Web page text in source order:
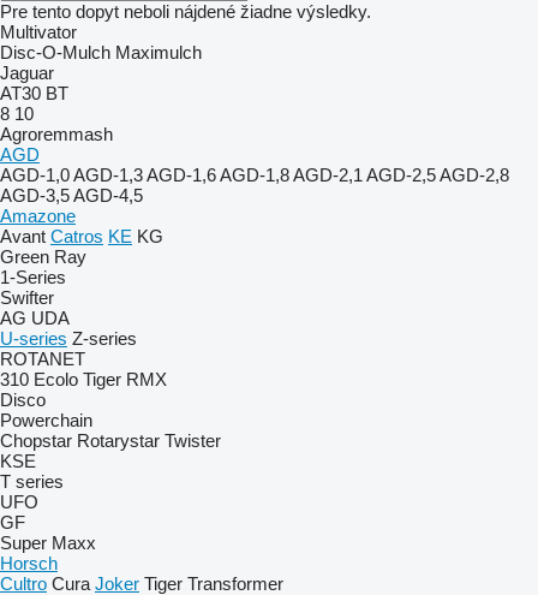
Pre tento dopyt neboli nájdené žiadne výsledky.
Multivator
Disc-O-Mulch Maximulch
Jaguar
AT30 BT
8 10
Agroremmash
AGD
AGD-1,0AGD-1,3AGD-1,6AGD-1,8AGD-2,1 AGD-2,5AGD-2,8
AGD-3,5AGD-4,5
Amazone
Avant Catros KE KG
Green Ray
1-Series
Swifter
AG UDA
U-series Z-series
ROTANET
310 Ecolo Tiger RMX
Disco
Powerchain
Chopstar Rotarystar Twister
KSE
T series
UFO
GF
Super Maxx
Horsch
Cultro Cura Joker Tiger Transformer